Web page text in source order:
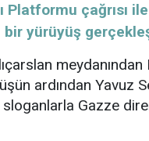
Platformu çağrısı
bir yürüyüş
meydanından
ardından Yavuz
Gazze